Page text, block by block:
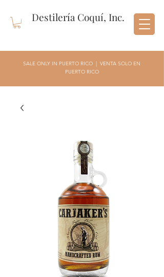
Destilería Coquí, Inc.
SALE ONLY IN PUERTO RICO | VENTA SOLO EN
PUERTO RICO